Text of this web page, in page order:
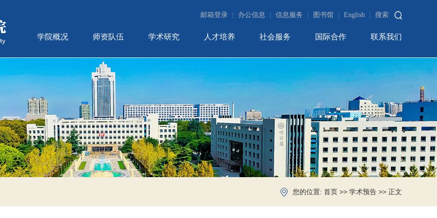
邮箱登录 办公信息 信息服务 图书馆 English 搜索
学院概况 师资队伍 学术研究 人才培养 社会服务 国际合作 联系我们
您的位置: 首页 >> 学术预告 >> 正文